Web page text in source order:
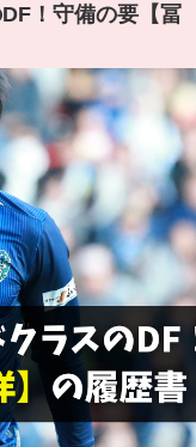
！守備の要【冨